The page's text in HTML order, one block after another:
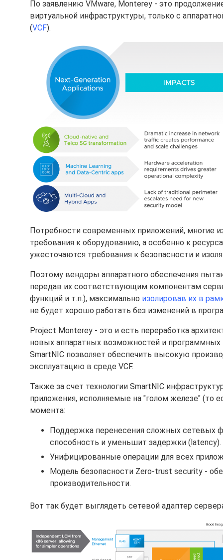
По заявлению VMware, Monterey - это
виртуальной инфраструктуры, только с
(VCF).
Потребности современных приложений,
требования к оборудованию, а особенно к
ужесточаются требования к безопасности и
Поэтому вендоры аппаратного обеспечения
передав их соответствующим компонентам
функций и т.п.), максимально изолировав их в
не будет хорошо работать без изменений в
Project Monterey - это и есть переработка
новых аппаратных возможностей и программных
SmartNIC позволяет обеспечить высокую
эксплуатацию в среде VCF.
Также за счет технологии SmartNIC
приложения, исполняемые на "голом железе" (то
момента:
Поддержка перенесения сложных сетевых
способность и уменьшит задержки (latency).
Унифицированные операции для всех
Модель безопасности Zero-trust security -
производительности.
Вот так будет выглядеть сетевой адаптер